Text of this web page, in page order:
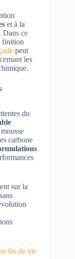
et à la
Dans ce
finition
peut
les
du
carbone
sur la
fin de vie